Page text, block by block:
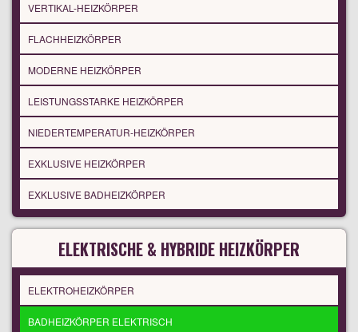
VERTIKAL-HEIZKÖRPER
FLACHHEIZKÖRPER
MODERNE HEIZKÖRPER
LEISTUNGSSTARKE HEIZKÖRPER
NIEDERTEMPERATUR-HEIZKÖRPER
EXKLUSIVE HEIZKÖRPER
EXKLUSIVE BADHEIZKÖRPER
ELEKTRISCHE & HYBRIDE HEIZKÖRPER
ELEKTROHEIZKÖRPER
BADHEIZKÖRPER ELEKTRISCH